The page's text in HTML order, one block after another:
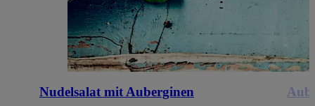
Nudelsalat mit Auberginen